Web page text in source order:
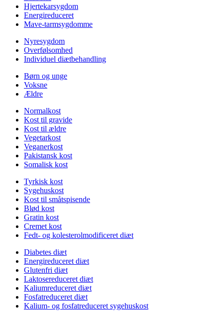
Hjertekarsygdom
Energireduceret
Mave-tarmsygdomme
Nyresygdom
Overfølsomhed
Individuel diætbehandling
Børn og unge
Voksne
Ældre
Normalkost
Kost til gravide
Kost til ældre
Vegetarkost
Veganerkost
Pakistansk kost
Somalisk kost
Tyrkisk kost
Sygehuskost
Kost til småtspisende
Blød kost
Gratin kost
Cremet kost
Fedt- og kolesterolmodificeret diæt
Diabetes diæt
Energireduceret diæt
Glutenfri diæt
Laktosereduceret diæt
Kaliumreduceret diæt
Fosfatreduceret diæt
Kalium- og fosfatreduceret sygehuskost